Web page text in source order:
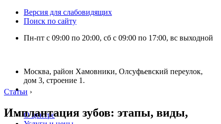
Версия для слабовидящих
Поиск по сайту
Пн-пт с 09:00 по 20:00, сб с 09:00 по 17:00, вс выходной
Москва, район Хамовники, Олсуфьевский переулок,
дом 3, строение 1.
О центре
Статьи ›
Имплантация зубов: этапы, виды,